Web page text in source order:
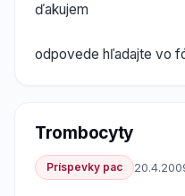
ďakujem
odpovede hľadajte vo
Trombocyty
Príspevky pac